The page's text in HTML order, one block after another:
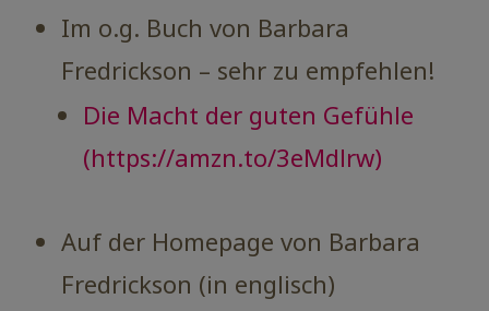
Im o.g. Buch von Barbara
Fredrickson – sehr zu empfehlen!
Die Macht der guten Gefühle
(https://amzn.to/3eMdlrw)
Auf der Homepage von Barbara
Fredrickson (in englisch)